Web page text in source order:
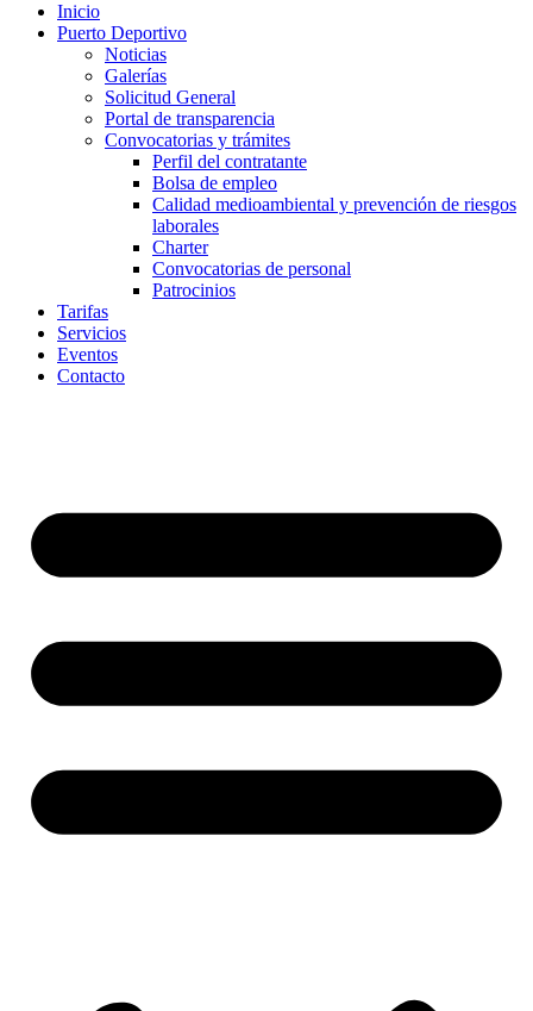
Inicio
Puerto Deportivo
Noticias
Galerías
Solicitud General
Portal de transparencia
Convocatorias y trámites
Perfil del contratante
Bolsa de empleo
Calidad medioambiental y prevención de riesgos
laborales
Charter
Convocatorias de personal
Patrocinios
Tarifas
Servicios
Eventos
Contacto